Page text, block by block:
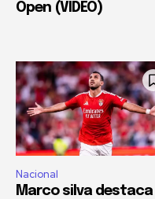
Open (VIDEO)
Nacional
Marco silva destaca